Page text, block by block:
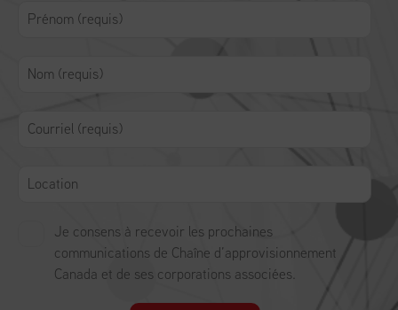
Je consens à recevoir les prochaines
communications de Chaîne d’approvisionnement
Canada et de ses corporations associées.